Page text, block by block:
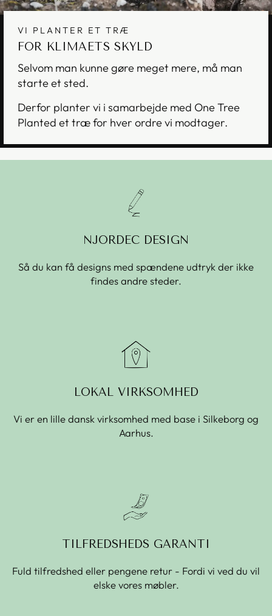
VI PLANTER ET TRÆ
FOR KLIMAETS SKYLD
Selvom man kunne gøre meget mere, må man
starte et sted.
Derfor planter vi i samarbejde med One Tree
Planted et træ for hver ordre vi modtager.
NJORDEC DESIGN
Så du kan få designs med spændene udtryk der ikke
findes andre steder.
LOKAL VIRKSOMHED
Vi er en lille dansk virksomhed med base i Silkeborg og
Aarhus.
TILFREDSHEDS GARANTI
Fuld tilfredshed eller pengene retur - Fordi vi ved du vil
elske vores møbler.